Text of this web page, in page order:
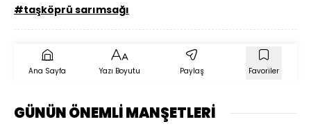
#taşköprü sarımsağı
Ana Sayfa Yazı Boyutu Paylaş Favoriler
GÜNÜN ÖNEMLİ MANŞETLERİ